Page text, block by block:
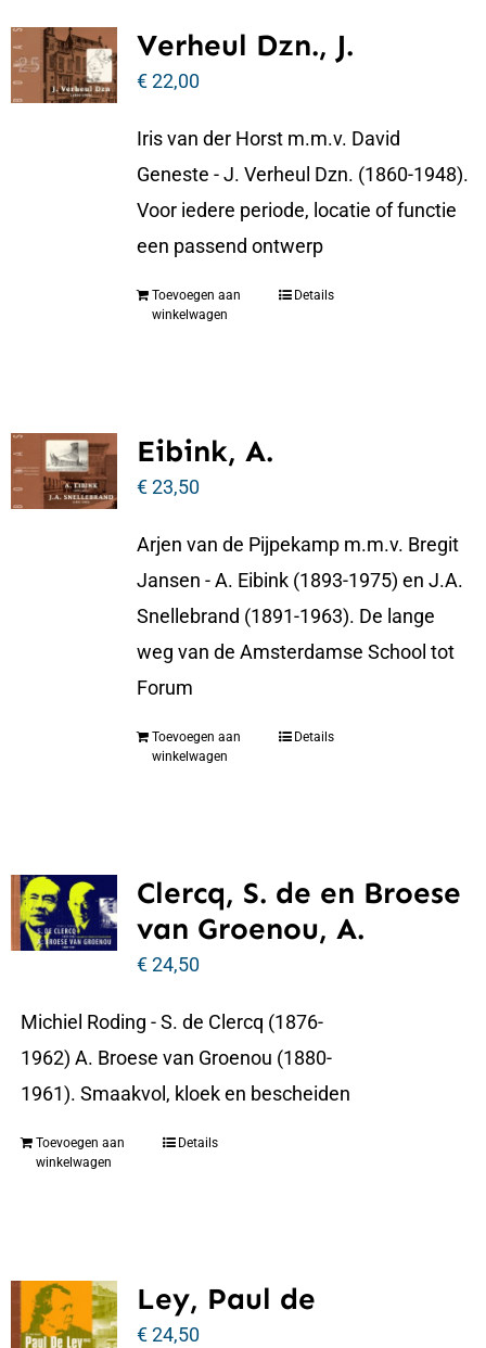
Verheul Dzn., J.
€22,00
Iris van der Horst m.m.v. David
Geneste - J. Verheul Dzn. (1860-1948).
Voor iedere periode, locatie of functie
een passend ontwerp
Toevoegen aan
winkelwagen
Details
Eibink, A.
€23,50
Arjen van de Pijpekamp m.m.v. Bregit
Jansen - A. Eibink (1893-1975) en J.A.
Snellebrand (1891-1963). De lange
weg van de Amsterdamse School tot
Forum
Toevoegen aan
winkelwagen
Details
Clercq, S. de en Broese
van Groenou, A.
€24,50
Michiel Roding - S. de Clercq (1876-
1962) A. Broese van Groenou (1880-
1961). Smaakvol, kloek en bescheiden
Toevoegen aan
winkelwagen
Details
Ley, Paul de
€24,50